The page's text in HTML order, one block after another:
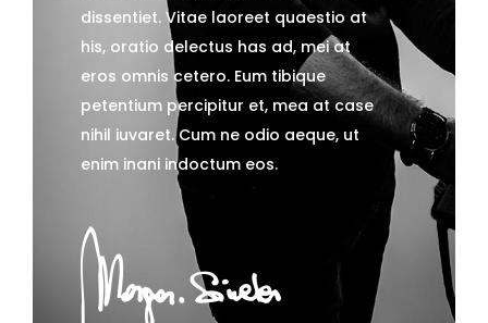
dissentiet. Vitae laoreet quaestio at
his, oratio delectus has ad, mei at
eros omnis cetero. Eum tibique
petentium percipitur et, mea at case
nihil iuvaret. Cum ne odio aeque, ut
enim inani indoctum eos.